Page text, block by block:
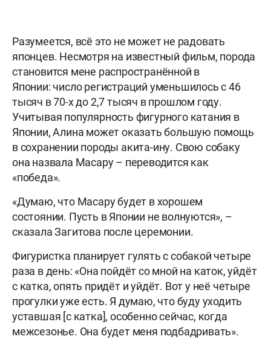
Разумеется, всё это не может не радовать
японцев. Несмотря на известный фильм, порода
становится мене распространённой в
Японии: число регистраций уменьшилось с 46
тысяч в 70-х до 2,7 тысяч в прошлом году.
Учитывая популярность фигурного катания в
Японии, Алина может оказать большую помощь
в сохранении породы акита-ину. Свою собаку
она назвала Масару – переводится как
«победа».
«Думаю, что Масару будет в хорошем
состоянии. Пусть в Японии не волнуются», –
сказала Загитова после церемонии.
Фигуристка планирует гулять с собакой четыре
раза в день: «Она пойдёт со мной на каток, уйдёт
с катка, опять придёт и уйдёт. Вот у неё четыре
прогулки уже есть. Я думаю, что буду уходить
уставшая [с катка], особенно сейчас, когда
межсезонье. Она будет меня подбадривать».